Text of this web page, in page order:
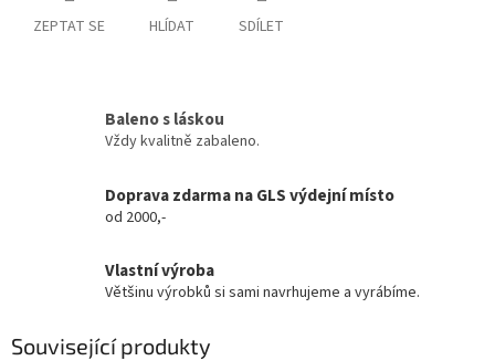
ZEPTAT SE HLÍDAT SDÍLET
Baleno s láskou
Vždy kvalitně zabaleno.
Doprava zdarma na GLS výdejní místo
od 2000,-
Vlastní výroba
Většinu výrobků si sami navrhujeme a vyrábíme.
Související produkty